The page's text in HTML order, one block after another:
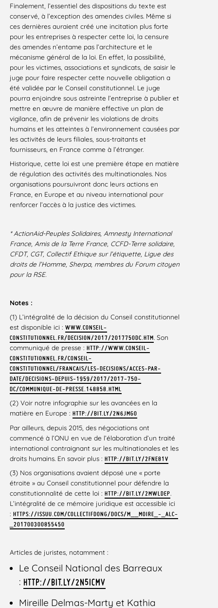
Finalement, l’essentiel des dispositions du texte est
conservé, à l’exception des amendes civiles. Même si
ces dernières auraient créé une incitation plus forte
pour les entreprises à respecter cette loi, la censure
des amendes n’entame pas l’architecture et le
mécanisme général de la loi. En effet, la possibilité,
pour les victimes, associations et syndicats, de saisir le
juge pour faire respecter cette nouvelle obligation a
été validée par le Conseil constitutionnel. Le juge
pourra enjoindre sous astreinte l’entreprise à publier et
mettre en œuvre de manière effective un plan de
vigilance, afin de prévenir les violations de droits
humains et les atteintes à l’environnement causées par
les activités de leurs filiales, sous-traitants et
fournisseurs, en France comme à l’étranger.
Historique, cette loi est une première étape en matière
de régulation des activités des multinationales. Nos
organisations poursuivront donc leurs actions en
France, en Europe et au niveau international pour
renforcer l’accès à la justice des victimes.
* ActionAid-Peuples Solidaires, Amnesty International
France, Amis de la Terre France, CCFD-Terre solidaire,
CFDT, CGT, Collectif Ethique sur l’étiquette, Ligue des
droits de l’Homme, Sherpa, membres du Forum citoyen
pour la RSE.
Notes :
(1) L’intégralité de la décision du Conseil constitutionnel
est disponible ici : WWW.CONSEIL-
CONSTITUTIONNEL.FR/DECISION/2017/2017750DC.HTM. Son
communiqué de presse : HTTP://WWW.CONSEIL-
CONSTITUTIONNEL.FR/CONSEIL-
CONSTITUTIONNEL/FRANCAIS/LES-DECISIONS/ACCES-PAR-
DATE/DECISIONS-DEPUIS-1959/2017/2017-750-
DC/COMMUNIQUE-DE-PRESSE.148858.HTML
(2) Voir notre infographie sur les avancées en la
matière en Europe : HTTP://BIT.LY/2N6JMGO
Par ailleurs, depuis 2015, des négociations ont
commencé à l’ONU en vue de l’élaboration d’un traité
international contraignant sur les multinationales et les
droits humains. En savoir plus : HTTP://BIT.LY/2FNE81V
(3) Nos organisations avaient déposé une « porte
étroite » au Conseil constitutionnel pour défendre la
constitutionnalité de cette loi : HTTP://BIT.LY/2MWLDEP.
L’intégralité de ce mémoire juridique est accessible ici
: HTTPS://ISSUU.COM/COLLECTIFDONG/DOCS/M__MOIRE_-_ALC-
_201700300855450
Articles de juristes, notamment :
Le Conseil National des Barreaux
: HTTP://BIT.LY/2N5ICMV
Mireille Delmas-Marty et Kathia